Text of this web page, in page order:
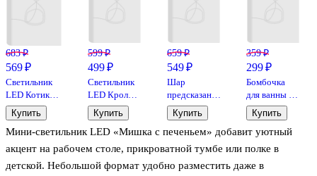
Мини-светильник LED «Мишка с печеньем» добавит уютный
акцент на рабочем столе, прикроватной тумбе или полке в
детской. Небольшой формат удобно разместить даже в
683 ₽
569 ₽
Светильник
LED Котик
овальный,
8х10см, цвета
в
ассортименте
Купить
599 ₽
499 ₽
Светильник
LED Кролик
овальный
(12х9) (ПВХ
бокс) (12-
07621-0910)
Купить
659 ₽
549 ₽
Шар
предсказаний
Таро (7х7)
Купить
359 ₽
299 ₽
Бомбочка
для ванны с
аффирмацией
Кролики
(Аура мечты)
(150 г)
Купить